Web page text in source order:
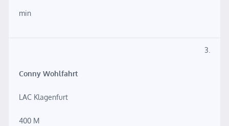
min
3.
Conny Wohlfahrt
LAC Klagenfurt
400 M